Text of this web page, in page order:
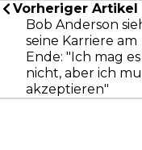
Vorheriger Artikel
Bob Anderson
seine Karriere am
Ende: "Ich mag es
nicht, aber ich
akzeptieren"